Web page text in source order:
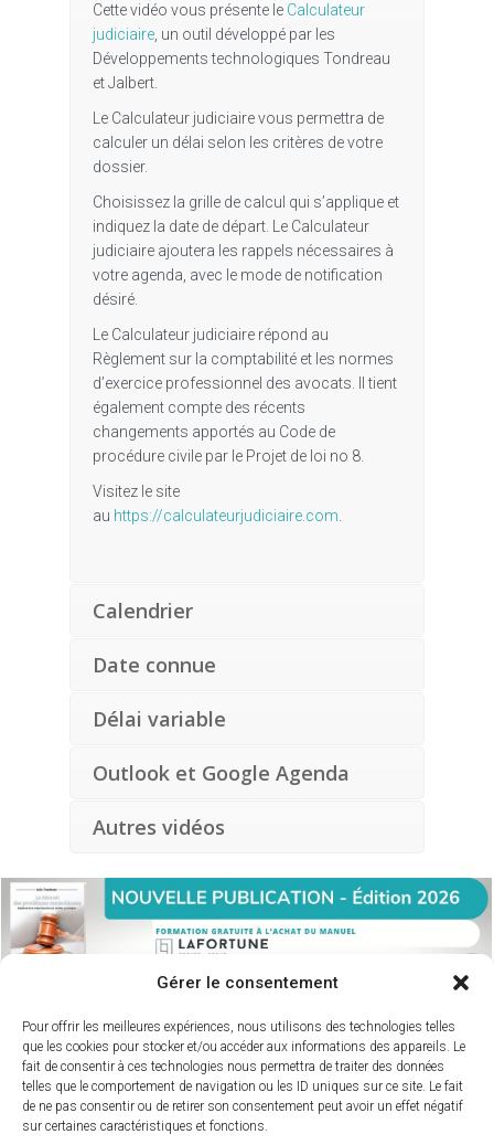
Gérer le consentement
Pour offrir les meilleures expériences, nous utilisons des technologies telles
que les cookies pour stocker et/ou accéder aux informations des appareils. Le
fait de consentir à ces technologies nous permettra de traiter des données
telles que le comportement de navigation ou les ID uniques sur ce site. Le fait
de ne pas consentir ou de retirer son consentement peut avoir un effet négatif
sur certaines caractéristiques et fonctions.
Cette vidéo vous présente le Calculateur
judiciaire, un outil développé par les
Développements technologiques Tondreau
et Jalbert.
Le Calculateur judiciaire vous permettra de
calculer un délai selon les critères de votre
dossier.
Choisissez la grille de calcul qui s’applique et
indiquez la date de départ. Le Calculateur
judiciaire ajoutera les rappels nécessaires à
votre agenda, avec le mode de notification
désiré.
Le Calculateur judiciaire répond au
Règlement sur la comptabilité et les normes
d’exercice professionnel des avocats. Il tient
également compte des récents
changements apportés au Code de
procédure civile par le Projet de loi no 8.
Visitez le site
au https://calculateurjudiciaire.com.
Calendrier
Date connue
Délai variable
Outlook et Google Agenda
Autres vidéos